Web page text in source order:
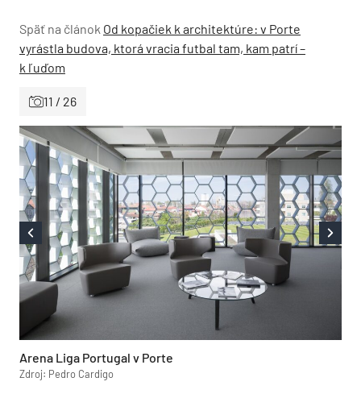
Späť na článok Od kopačiek k architektúre: v Porte
vyrástla budova, ktorá vracia futbal tam, kam patrí –
k ľuďom
11 / 26
Arena Liga Portugal v Porte
Zdroj: Pedro Cardigo